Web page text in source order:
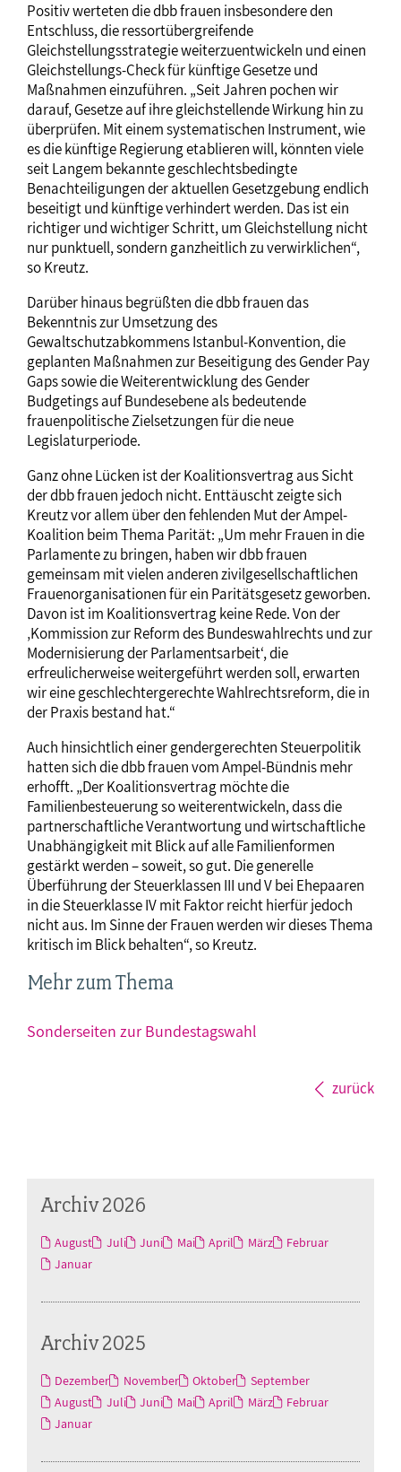
Positiv werteten die dbb frauen insbesondere den
Entschluss, die ressortübergreifende
Gleichstellungsstrategie weiterzuentwickeln und einen
Gleichstellungs-Check für künftige Gesetze und
Maßnahmen einzuführen. „Seit Jahren pochen wir
darauf, Gesetze auf ihre gleichstellende Wirkung hin zu
überprüfen. Mit einem systematischen Instrument, wie
es die künftige Regierung etablieren will, könnten viele
seit Langem bekannte geschlechtsbedingte
Benachteiligungen der aktuellen Gesetzgebung endlich
beseitigt und künftige verhindert werden. Das ist ein
richtiger und wichtiger Schritt, um Gleichstellung nicht
nur punktuell, sondern ganzheitlich zu verwirklichen“,
so Kreutz.
Darüber hinaus begrüßten die dbb frauen das
Bekenntnis zur Umsetzung des
Gewaltschutzabkommens Istanbul-Konvention, die
geplanten Maßnahmen zur Beseitigung des Gender Pay
Gaps sowie die Weiterentwicklung des Gender
Budgetings auf Bundesebene als bedeutende
frauenpolitische Zielsetzungen für die neue
Legislaturperiode.
Ganz ohne Lücken ist der Koalitionsvertrag aus Sicht
der dbb frauen jedoch nicht. Enttäuscht zeigte sich
Kreutz vor allem über den fehlenden Mut der Ampel-
Koalition beim Thema Parität: „Um mehr Frauen in die
Parlamente zu bringen, haben wir dbb frauen
gemeinsam mit vielen anderen zivilgesellschaftlichen
Frauenorganisationen für ein Paritätsgesetz geworben.
Davon ist im Koalitionsvertrag keine Rede. Von der
‚Kommission zur Reform des Bundeswahlrechts und zur
Modernisierung der Parlamentsarbeit‘, die
erfreulicherweise weitergeführt werden soll, erwarten
wir eine geschlechtergerechte Wahlrechtsreform, die in
der Praxis bestand hat.“
Auch hinsichtlich einer gendergerechten Steuerpolitik
hatten sich die dbb frauen vom Ampel-Bündnis mehr
erhofft. „Der Koalitionsvertrag möchte die
Familienbesteuerung so weiterentwickeln, dass die
partnerschaftliche Verantwortung und wirtschaftliche
Unabhängigkeit mit Blick auf alle Familienformen
gestärkt werden – soweit, so gut. Die generelle
Überführung der Steuerklassen III und V bei Ehepaaren
in die Steuerklasse IV mit Faktor reicht hierfür jedoch
nicht aus. Im Sinne der Frauen werden wir dieses Thema
kritisch im Blick behalten“, so Kreutz.
Mehr zum Thema
Sonderseiten zur Bundestagswahl
zurück
Archiv 2026
August Juli Juni Mai April März
Februar
Januar
Archiv 2025
Dezember November Oktober
September
August
Juli Juni Mai April März
Februar
Januar